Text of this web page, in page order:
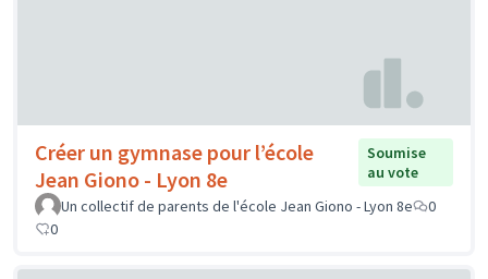
Créer un gymnase pour l’école
Jean Giono - Lyon 8e
Soumise
au vote
Un collectif de parents de l'école Jean Giono - Lyon 8e
0
0